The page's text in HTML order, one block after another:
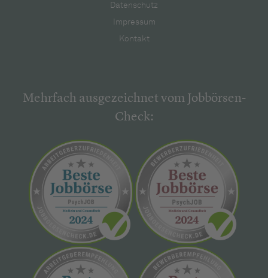
Datenschutz
Impressum
Kontakt
Mehrfach ausgezeichnet vom Jobbörsen-
Check: